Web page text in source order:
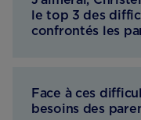
le top 3 des
confrontés les
Face à ces
besoins des